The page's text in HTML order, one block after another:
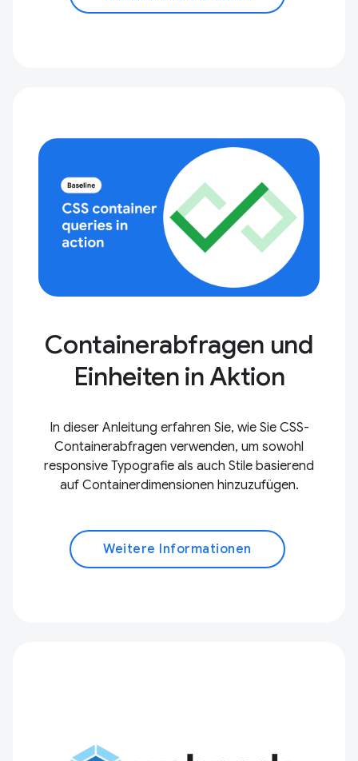
Containerabfragen und
Einheiten in Aktion
In dieser Anleitung erfahren Sie, wie Sie CSS-
Containerabfragen verwenden, um sowohl
responsive Typografie als auch Stile basierend
auf Containerdimensionen hinzuzufügen.
Weitere Informationen